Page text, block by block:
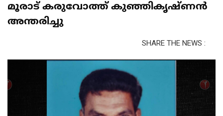
മൂരാട് കരുവോത്ത് കുഞ്ഞികൃഷ്ണൻ
അന്തരിച്ചു
SHARE THE NEWS :